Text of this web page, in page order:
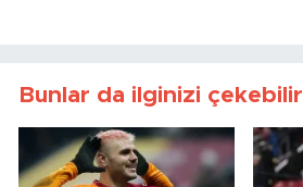
Bunlar da ilginizi çekebilir